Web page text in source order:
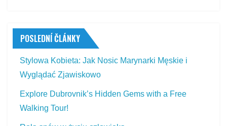
POSLEDNÍ ČLÁNKY
Stylowa Kobieta: Jak Nosic Marynarki Męskie i
Wyglądać Zjawiskowo
Explore Dubrovnik’s Hidden Gems with a Free
Walking Tour!